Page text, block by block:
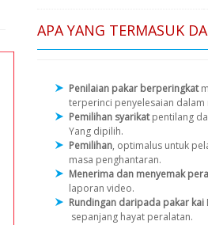
APA YANG TERMASUK
Penilaian pakar berperingkat
terperinci penyelesaian dalam
Pemilihan syarikatpentilang
Yang dipilih.
Pemilihan, optimalus untuk
masa penghantaran.
Menerima dan menyemak
laporan video.
Rundingan daripada pakar kai
sepanjang hayat peralatan.